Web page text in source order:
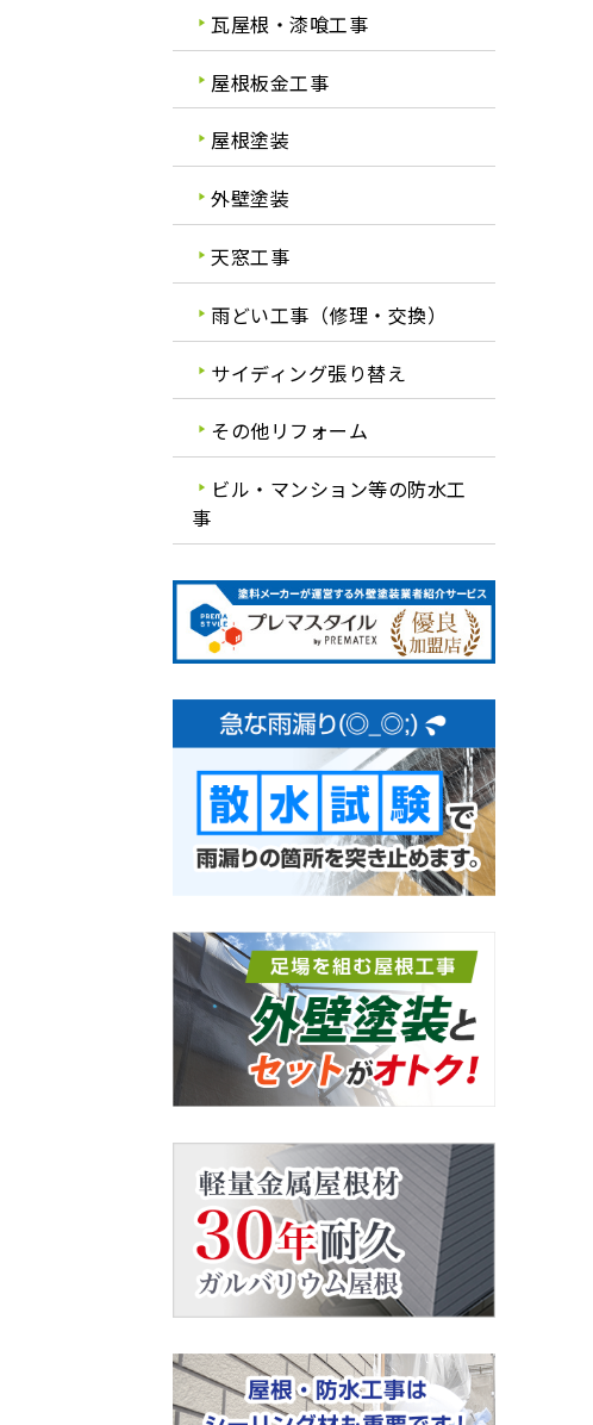
瓦屋根・漆喰工事
屋根板金工事
屋根塗装
外壁塗装
天窓工事
雨どい工事（修理・交換）
サイディング張り替え
その他リフォーム
ビル・マンション等の防水工
事